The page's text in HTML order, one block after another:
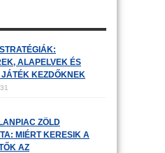
ALAPELVEK ÉS
JÁTÉK KEZDŐKNEK
ZÖLD
MIÉRT KERESIK A
AZ